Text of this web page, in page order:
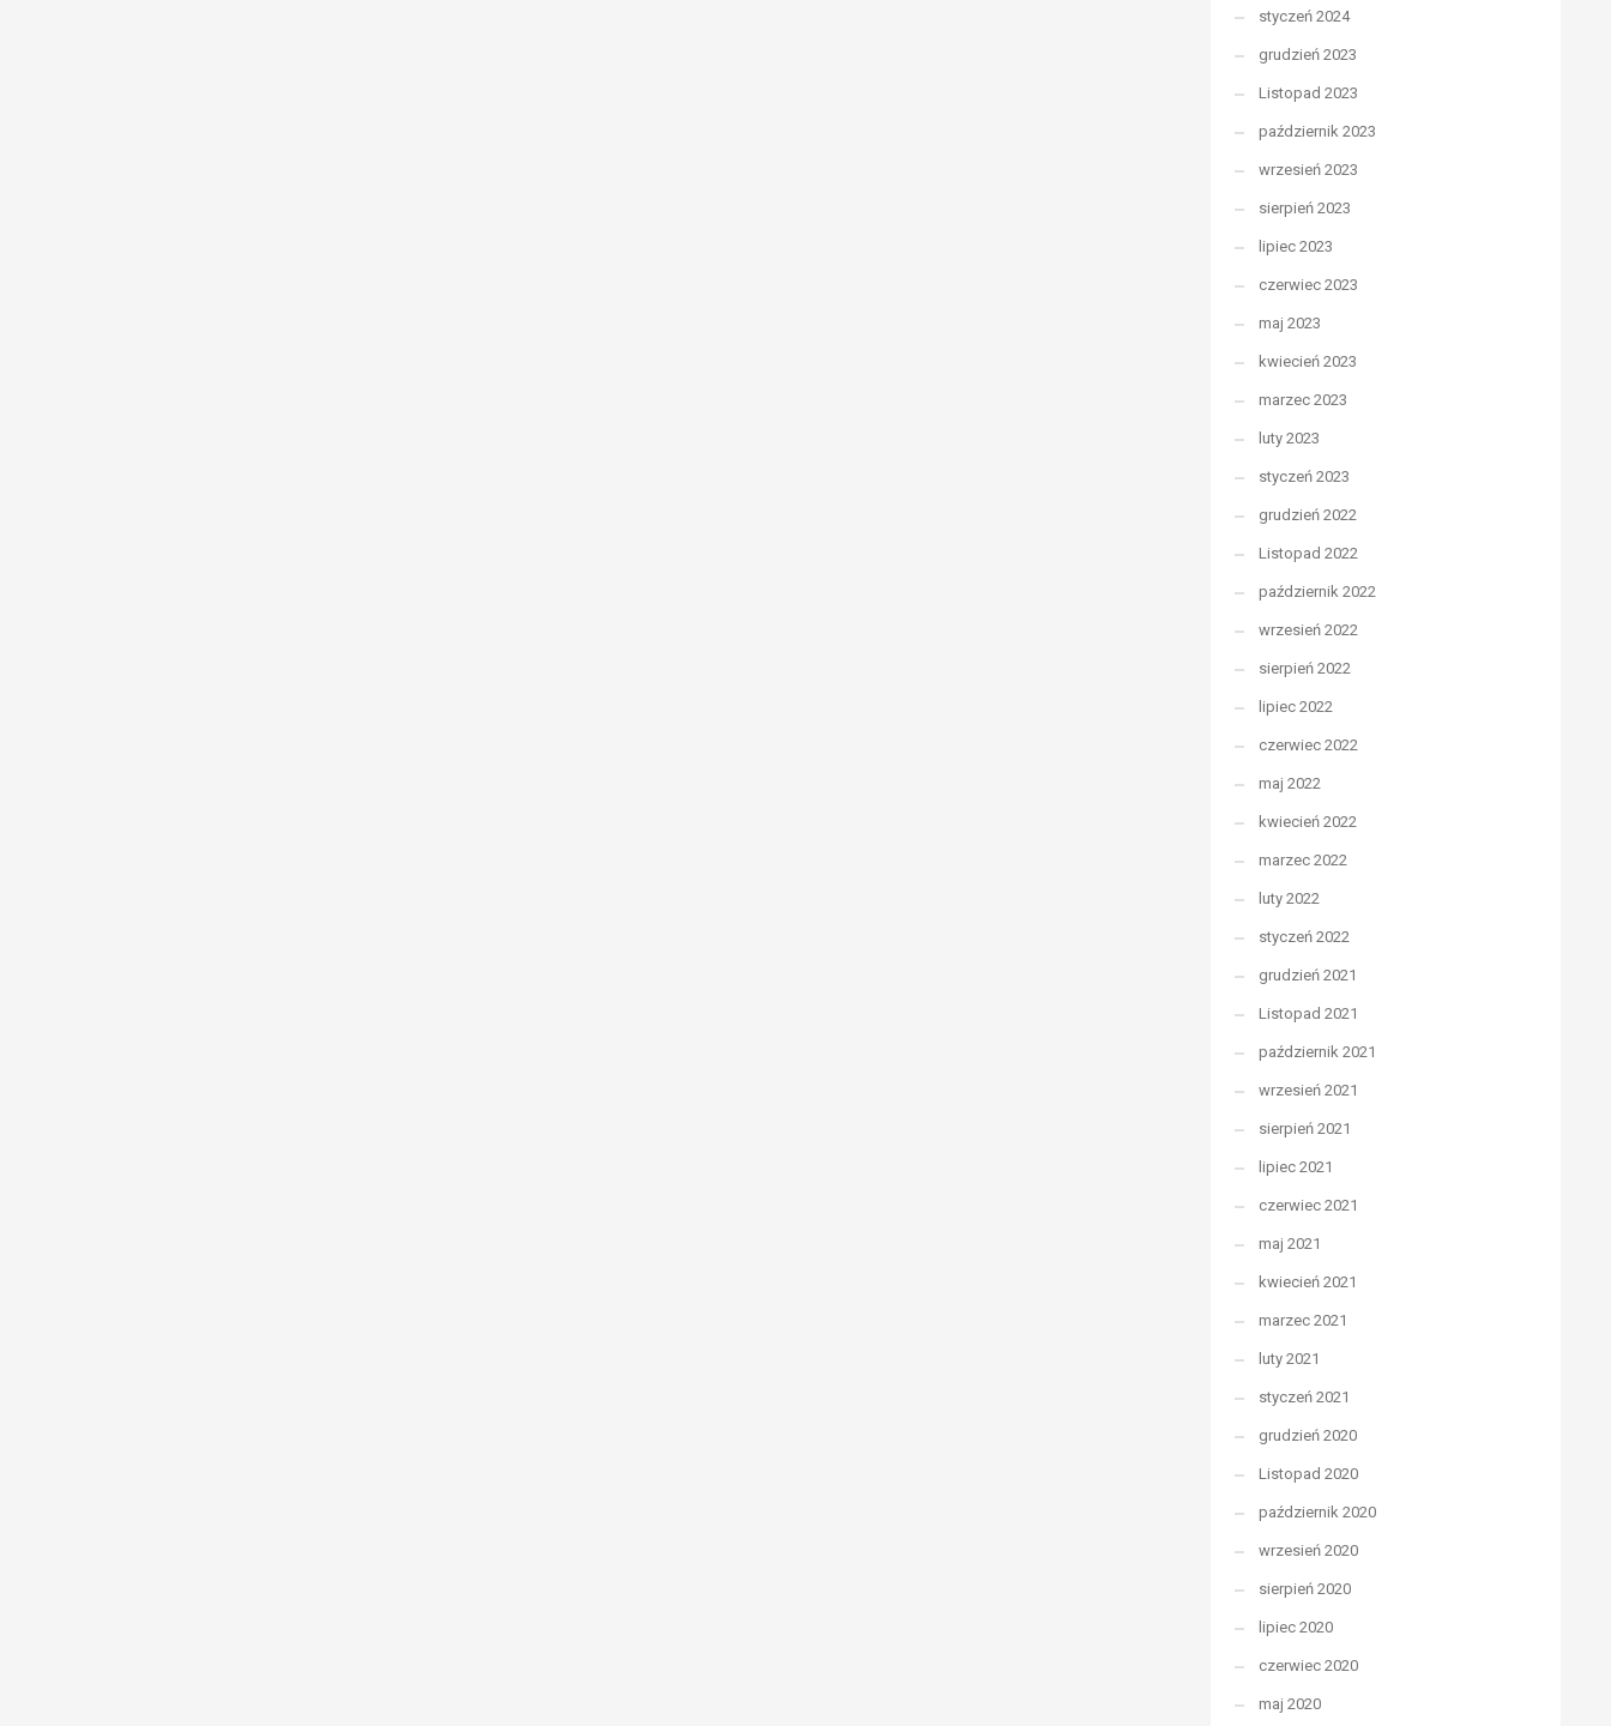
styczeń 2024
grudzień 2023
Listopad 2023
październik 2023
wrzesień 2023
sierpień 2023
lipiec 2023
czerwiec 2023
maj 2023
kwiecień 2023
marzec 2023
luty 2023
styczeń 2023
grudzień 2022
Listopad 2022
październik 2022
wrzesień 2022
sierpień 2022
lipiec 2022
czerwiec 2022
maj 2022
kwiecień 2022
marzec 2022
luty 2022
styczeń 2022
grudzień 2021
Listopad 2021
październik 2021
wrzesień 2021
sierpień 2021
lipiec 2021
czerwiec 2021
maj 2021
kwiecień 2021
marzec 2021
luty 2021
styczeń 2021
grudzień 2020
Listopad 2020
październik 2020
wrzesień 2020
sierpień 2020
lipiec 2020
czerwiec 2020
maj 2020